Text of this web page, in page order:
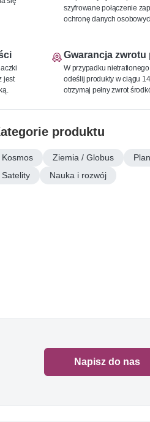
szyfrowane połączenie
ochronę danych
jest
Gwarancja zwrotu
W przypadku
odeślij produkty w ciągu
otrzymaj pełny zwrot
produktu
Kosmos Ziemia / Globus
Satelity
Nauka i rozwój
Napisz do nas